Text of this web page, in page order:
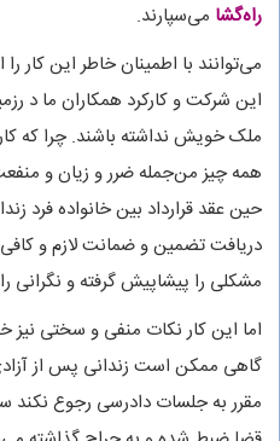
راه‌گشا می‌سپارند.
می‌توانند با اطمینان خاطر این کار
این شرکت و کارکرد همکاران ما د
ملک خویش نداشته باشند. چرا که
همه چیز من‌جمله ضرر و زیان و
حین عقد قرارداد بین خانواده فرد
دریافت تضمین و ضمانت لازم و
مشکلی را پیشاپیش گرفته و
اما این کار نکات منفی و سختی نیز
گاهی ممکن است زندانی پس از
مقرر به جلسات دادرسی رجوع